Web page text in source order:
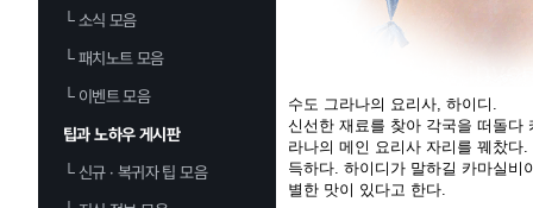
└소식 모음
└패치노트 모음
└이벤트 모음
팁과 노하우 게시판
└신규 · 복귀자 팁 모음
수도 그라나의 요리사, 하이디.
신선한 재료를 찾아 각국을 떠돌다
라나의 메인 요리사 자리를 꿰찼다
득하다. 하이디가 말하길 카마실비
별한 맛이 있다고 한다.